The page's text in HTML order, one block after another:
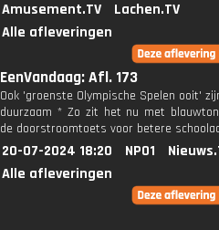
Amusement.TV
Lachen.TV
Alle afleveringen
EenVandaag: Afl. 173
Ook 'groenste Olympische Spelen ooit'
duurzaam * Zo zit het nu met
de doorstroomtoets voor betere
20-07-2024 18:20 NPO1
Alle afleveringen